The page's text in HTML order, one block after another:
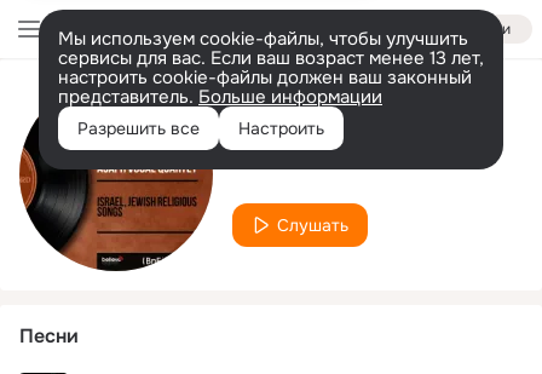
Войти
Мы используем cookie-файлы, чтобы улучшить
сервисы для вас. Если ваш возраст менее 13 лет,
настроить cookie-файлы должен ваш законный
представитель. Больше информации
Разрешить все Настроить
Исполнитель
Karol Händler
Слушать
Песни